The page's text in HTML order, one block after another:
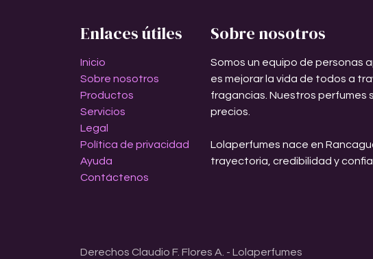
Enlaces útiles
Inicio
Sobre nosotros
Productos
Servicios
Legal
Política de privacidad
Ayuda
Contáctenos
Sobre nosotros
Somos un equipo de personas
es mejorar la vida de todos a
fragancias. Nuestros perfumes
precios.
Lolaperfumes nace en
trayectoria, credibilidad y
Derechos Claudio F. Flores A. - Lolaperfumes